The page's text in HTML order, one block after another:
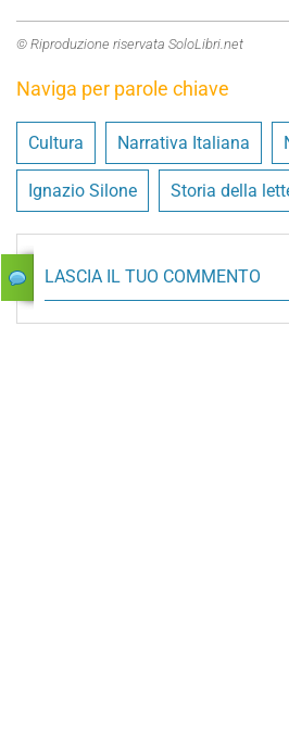
© Riproduzione riservata SoloLibri.net
Naviga per parole chiave
Cultura Narrativa Italiana
Ignazio Silone Storia della
LASCIA IL TUO COMMENTO